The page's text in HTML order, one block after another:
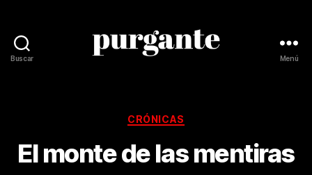
Buscar Menú
Categorías
CRÓNICAS
El monte de las mentiras